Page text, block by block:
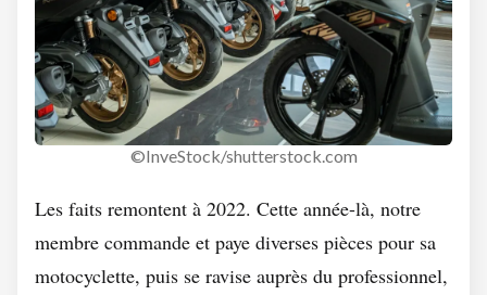
©InveStock/shutterstock.com
Les faits remontent à 2022. Cette année-là, notre
membre commande et paye diverses pièces pour sa
motocyclette, puis se ravise auprès du professionnel,